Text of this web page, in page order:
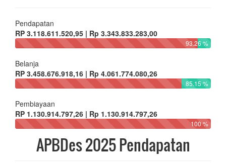
Pendapatan
RP 3.118.611.520,95 | Rp 3.343.833.283,00
93.26 %
Belanja
RP 3.458.676.918,16 | Rp 4.061.774.080,26
85.15 %
Pembiayaan
RP 1.130.914.797,26 | Rp 1.130.914.797,26
100 %
APBDes 2025 Pendapatan